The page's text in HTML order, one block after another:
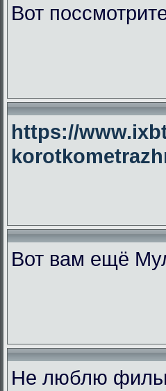
Вот
https://
Вот вам ещё
Не люблю